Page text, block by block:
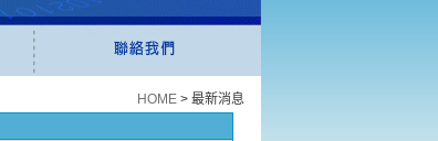
HOME > 最新消息